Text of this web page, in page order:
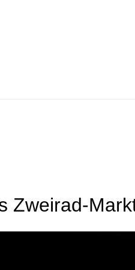
Zweirad-